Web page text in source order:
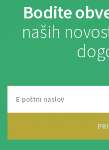
Bodite
naših